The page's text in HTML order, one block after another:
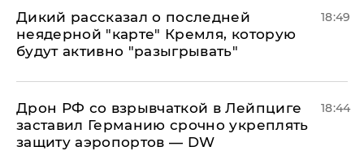
Дикий рассказал о последней
неядерной "карте" Кремля, которую
будут активно "разыгрывать"
18:49
​Дрон РФ со взрывчаткой в Лейпциге
заставил Германию срочно укреплять
защиту аэропортов — DW
18:44